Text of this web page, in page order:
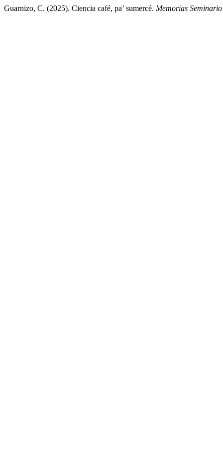
Guarnizo, C. (2025). Ciencia café, pa’ sumercé. Memorias